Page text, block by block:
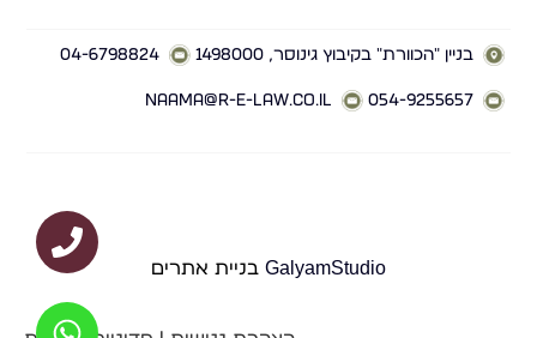
בניין "הכוורת" בקיבוץ גינוסר, 1498000 04-6798824
054-9255657
naama@r-e-law.co.il
GalyamStudio בניית אתרים